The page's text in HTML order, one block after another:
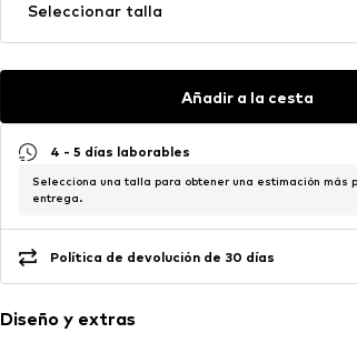
Seleccionar talla
Añadir a la cesta
4 - 5 días laborables
Selecciona una talla para obtener una estimación más
entrega.
Política de devolución de 30 días
Diseño y extras